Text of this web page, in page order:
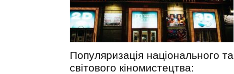
Популяризація національного та
світового кіномистецтва: